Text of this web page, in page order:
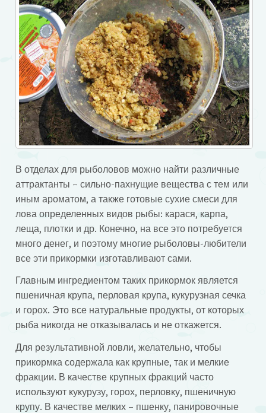
В отделах для рыболовов можно найти различные
аттрактанты – сильно-пахнущие вещества с тем или
иным ароматом, а также готовые сухие смеси для
лова определенных видов рыбы: карася, карпа,
леща, плотки и др. Конечно, на все это потребуется
много денег, и поэтому многие рыболовы-любители
все эти прикормки изготавливают сами.
Главным ингредиентом таких прикормок является
пшеничная крупа, перловая крупа, кукурузная сечка
и горох. Это все натуральные продукты, от которых
рыба никогда не отказывалась и не откажется.
Для результативной ловли, желательно, чтобы
прикормка содержала как крупные, так и мелкие
фракции. В качестве крупных фракций часто
используют кукурузу, горох, перловку, пшеничную
крупу. В качестве мелких – пшенку, панировочные